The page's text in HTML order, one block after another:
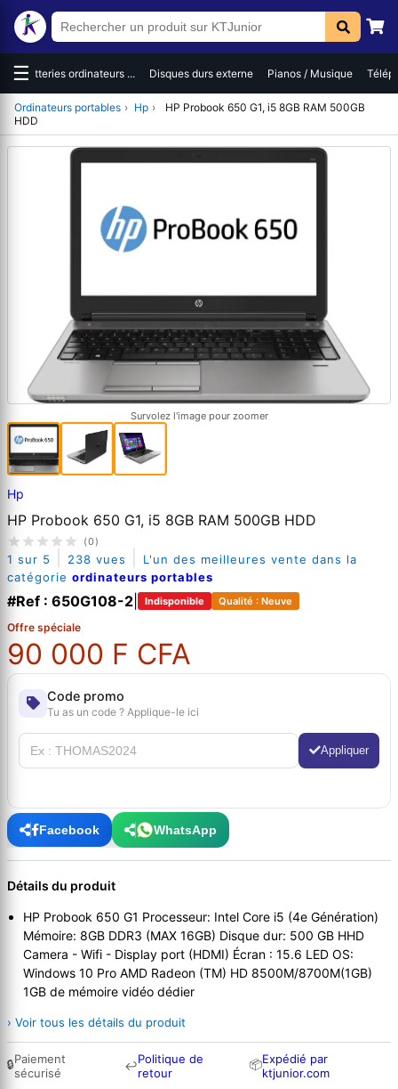
☰Batteries ordinateurs ... Disques durs externe Pianos / Musique
Ordinateurs portables › Hp ›
HP Probook 650 G1, i5 8GB RAM 500GB
HDD
Survolez l'image pour zoomer
Hp
HP Probook 650 G1, i5 8GB RAM 500GB HDD
(0)
1 sur 5 238 vues
L'un des meilleures vente dans la
catégorie ordinateurs portables
#Ref : 650G108-2 Indisponible Qualité : Neuve
Offre spéciale
90 000 F CFA
Code promo
Tu as un code ? Applique-le ici
Appliquer
Facebook WhatsApp
Détails du produit
HP Probook 650 G1 Processeur: Intel Core i5 (4e Génération)
Mémoire: 8GB DDR3 (MAX 16GB) Disque dur: 500 GB HHD
Camera - Wifi - Display port (HDMI) Écran : 15.6 LED OS:
Windows 10 Pro AMD Radeon (TM) HD 8500M/8700M(1GB)
1GB de mémoire vidéo dédier
› Voir tous les détails du produit
🔒Paiement
sécurisé
↩Politique de
retour
📦Expédié par
ktjunior.com